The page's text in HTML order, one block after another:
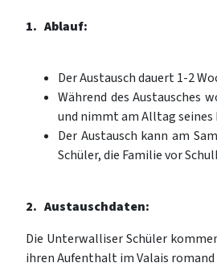
1. Ablauf:
Der Austausch dauert 1-2
Während des Austausches
und nimmt am Alltag
Der Austausch kann am
Schüler, die Familie vor
2. Austauschdaten:
Die Unterwalliser Schüler
ihren Aufenthalt im Valais